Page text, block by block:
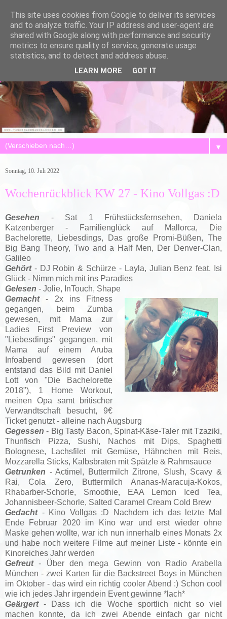
▼
Sonntag, 10. Juli 2022
Wochenrückblick KW 27 - Kino Vollgas :D
Gesehen - Sat 1 Frühstücksfernsehen, Daniela
Katzenberger - Familienglück auf Mallorca, Die
Bachelorette, Liebesdings, Das große Promi-Büßen, The
Big Bang Theory, Two and a Half Men, Der Denver-Clan,
Galileo
Gehört- DJ Robin & Schürze - Layla, Julian Benz feat. Isi
Glück - Nimm mich mit ins Paradies
Gelesen - Jolie, InTouch, Shape
Gemacht- 2x ins Fitness
gegangen, beim Zumba
gewesen, mit Mama zur
Ladies First Preview von
"Liebesdings" gegangen, mit
Mama auf einem Aruba
Infoabend gewesen (dort
entstand das Bild mit Daniel
Lott von "Die Bachelorette
2018"), 1 Home Workout,
meinen Opa samt britischer
Verwandtschaft besucht, 9€
Ticket genutzt - alleine nach Augsburg
Gegessen - Big Tasty Bacon, Spinat-Käse-Taler mit Tzaziki,
Thunfisch Pizza, Sushi, Nachos mit Dips, Spaghetti
Bolognese,
Lachsfilet mit Gemüse, Hähnchen mit Reis,
Mozzarella Sticks, Kalbsbraten mit Spätzle & Rahmsauce
Getrunken - Actimel, Buttermilch Zitrone, Slush, Scavy &
Rai, Cola Zero, Buttermilch Ananas-Maracuja-Kokos,
Rhabarber-Schorle, Smoothie, EAA Lemon Iced Tea,
Johannisbeer-Schorle, Salted Caramel Cream Cold Brew
Gedacht- Kino Vollgas :D Nachdem ich das letzte Mal
Ende Februar 2020 im Kino war und erst wieder ohne
Maske gehen wollte, war ich nun innerhalb eines Monats 2x
und habe noch weitere Filme auf meiner Liste - könnte ein
Kinoreiches Jahr werden
Gefreut- Über den mega Gewinn von Radio Arabella
München - zwei Karten für die Backstreet Boys in München
im Oktober - das wird ein richtig cooler Abend :) Schon cool
wie ich jedes Jahr irgendein Event gewinne *lach*
Geärgert- Dass ich die Woche sportlich nicht so viel
machen konnte, da ich zwei Abende einfach gar nicht
This site uses cookies from Google to deliver its services
and to analyze traffic. Your IP address and user-agent are
shared with Google along with performance and security
metrics to ensure quality of service, generate usage
statistics, and to detect and address abuse.
LEARN MORE GOT IT